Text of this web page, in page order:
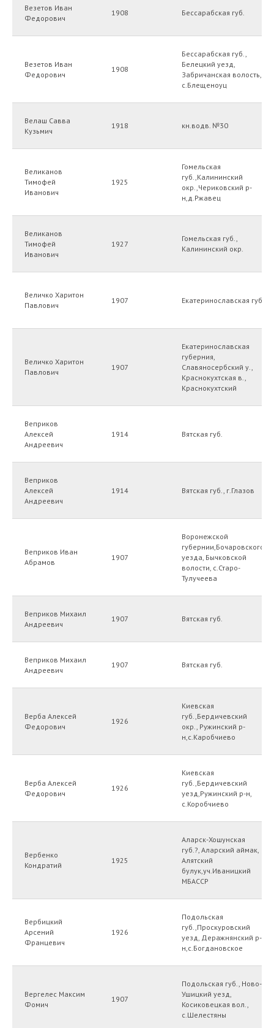
Везетов Иван
Федорович
1908 Бессарабская губ.
Везетов Иван
Федорович
1908
Бессарабская губ.,
Белецкий уезд,
Забричанская волость,
с.Блещеноуц
Велаш Савва
Кузьмич
1918 кн.водв. №30
Великанов
Тимофей
Иванович
1925
Гомельская
губ.,Калининский
окр.,Чериковский р-
н,д.Ржавец
Великанов
Тимофей
Иванович
1927
Гомельская губ.,
Калининский окр.
Величко Харитон
Павлович
1907 Екатеринославская губ.
Величко Харитон
Павлович
1907
Екатеринославская
губерния,
Славяносербский у.,
Краснокухтская в.,
Краснокухтский
Веприков
Алексей
Андреевич
1914 Вятская губ.
Веприков
Алексей
Андреевич
1914 Вятская губ., г.Глазов
Веприков Иван
Абрамов
1907
Воронежской
губернии,Бочаровского
уезда, Бычковской
волости, с.Старо-
Тулучеева
Веприков Михаил
Андреевич
1907 Вятская губ.
Веприков Михаил
Андреевич
1907 Вятская губ.
Верба Алексей
Федорович
1926
Киевская
губ.,Бердичевский
окр., Ружинский р-
н,с.Каробчиево
Верба Алексей
Федорович
1926
Киевская
губ.,Бердичевский
уезд,Ружинский р-н,
с.Коробчиево
Вербенко
Кондратий
1925
Аларск-Хошунская
губ.?, Аларский аймак,
Алятский
булук,уч.Иваницкий
МБАССР
Вербицкий
Арсений
Францевич
1926
Подольская
губ.,Проскуровский
уезд, Деражнянский р-
н,с.Богдановское
Вергелес Максим
Фомич
1907
Подольская губ., Ново-
Ушицкий уезд,
Косиковецкая вол.,
с.Шелестяны